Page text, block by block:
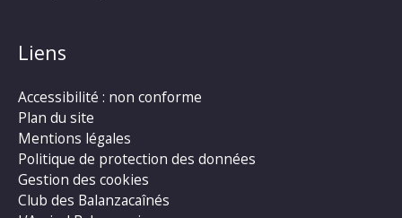
Liens
Accessibilité : non conforme
Plan du site
Mentions légales
Politique de protection des données
Gestion des cookies
Club des Balanzacaînés